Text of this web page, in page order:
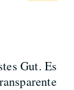
Gut. Es